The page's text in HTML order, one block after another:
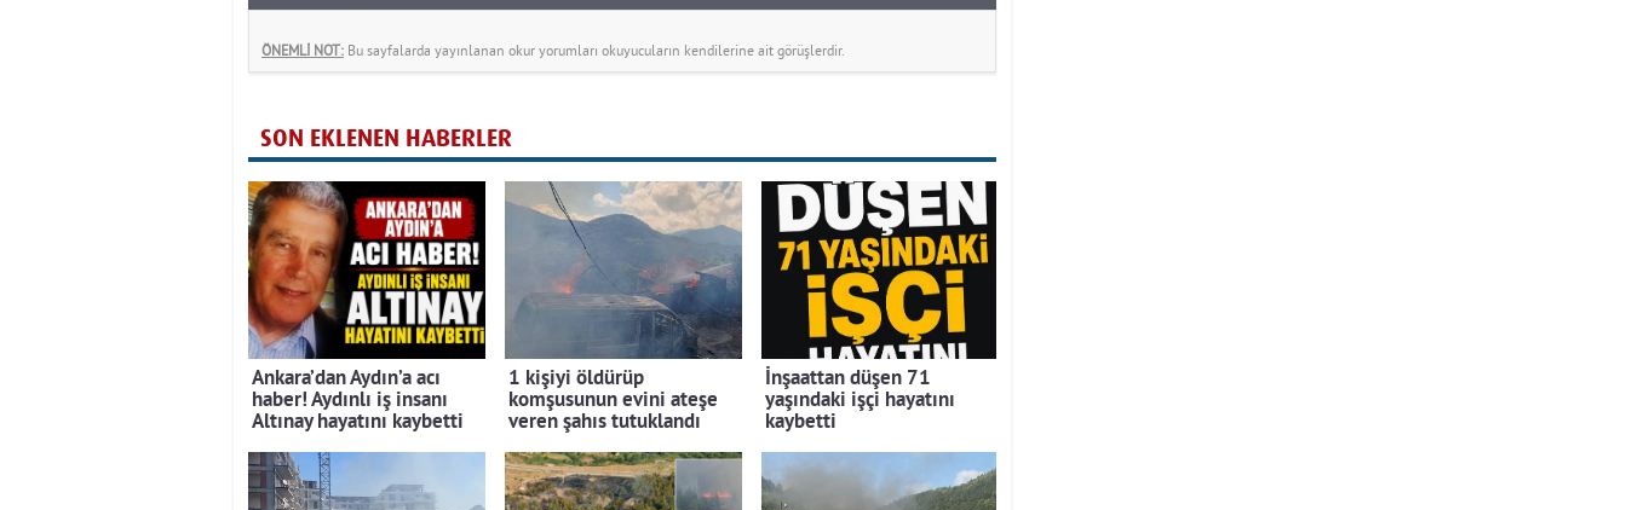
ÖNEMLİ NOT: Bu sayfalarda yayınlanan okur yorumları okuyucuların kendilerine ait görüşlerdir.
SON EKLENEN HABERLER
Ankara’dan Aydın’a acı
haber! Aydınlı iş insanı
Altınay hayatını kaybetti
1 kişiyi öldürüp
komşusunun evini ateşe
veren şahıs tutuklandı
İnşaattan düşen 71
yaşındaki işçi hayatını
kaybetti